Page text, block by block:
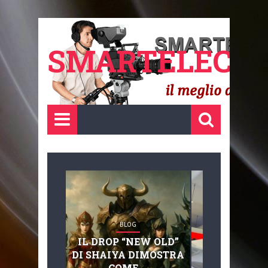
BLOG
IL DROP “NEW OLD”
DI SHAIYA DIMOSTRA